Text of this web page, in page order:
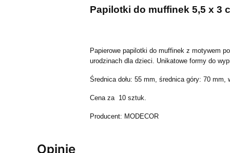
Papilotki do muffinek 5,5 x 3
Papierowe papilotki do muffinek z motywem
urodzinach dla dzieci. Unikatowe formy do
Średnica dołu: 55 mm, średnica góry: 70 mm,
Cena za 10 sztuk.
Producent: MODECOR
Opinie